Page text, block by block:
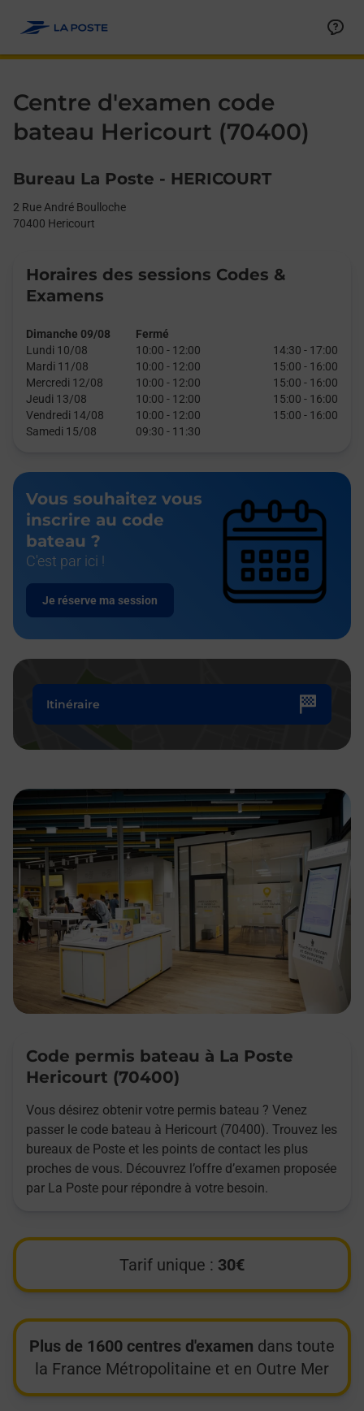
Centre d'examen code
bateau Hericourt (70400)
Bureau La Poste - HERICOURT
2 Rue André Boulloche
70400 Hericourt
Horaires des sessions Codes &
Examens
Dimanche 09/08
Fermé
Lundi 10/08
10:00 - 12:00 14:30 - 17:00
Mardi 11/08
10:00 - 12:00 15:00 - 16:00
Mercredi 12/08
10:00 - 12:00 15:00 - 16:00
Jeudi 13/08
10:00 - 12:00 15:00 - 16:00
Vendredi 14/08
10:00 - 12:00 15:00 - 16:00
Samedi 15/08
09:30 - 11:30
Vous souhaitez vous
inscrire au code
bateau ?
C'est par ici !
Je réserve ma session
Itinéraire
Code permis bateau à La Poste
Hericourt (70400)
Vous désirez obtenir votre permis bateau ? Venez
passer le code bateau à Hericourt (70400). Trouvez les
bureaux de Poste et les points de contact les plus
proches de vous. Découvrez l’offre d’examen proposée
par La Poste pour répondre à votre besoin.
Tarif unique : 30€
Plus de 1600 centres d'examen dans toute
la France Métropolitaine et en Outre Mer